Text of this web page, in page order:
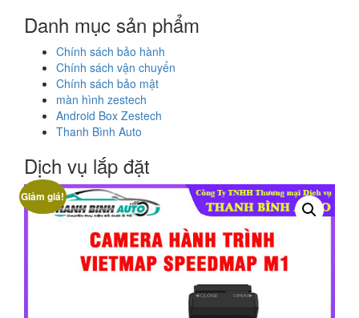
Danh mục sản phẩm
Chính sách bảo hành
Chính sách vận chuyển
Chính sách bảo mật
màn hình zestech
Android Box Zestech
Thanh Bình Auto
Dịch vụ lắp đặt
Giảm giá!